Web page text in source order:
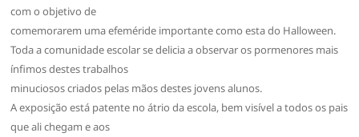
com o objetivo de
comemorarem uma efeméride importante como esta do Halloween.
Toda a comunidade escolar se delicia a observar os pormenores mais
ínfimos destes trabalhos
minuciosos criados pelas mãos destes jovens alunos.
A exposição está patente no átrio da escola, bem visível a todos os pais
que ali chegam e aos